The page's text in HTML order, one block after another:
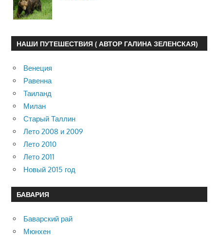
НАШИ ПУТЕШЕСТВИЯ ( АВТОР ГАЛИНА ЗЕЛЕНСКАЯ)
Венеция
Равенна
Таиланд
Милан
Старый Таллин
Лето 2008 и 2009
Лето 2010
Лето 2011
Новый 2015 год
БАВАРИЯ
Баварский рай
Мюнхен